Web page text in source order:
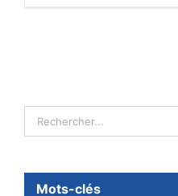
Rechercher:
Mots-clés